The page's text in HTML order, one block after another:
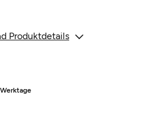
Produktdetails